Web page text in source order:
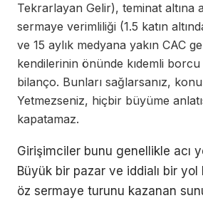
Tekrarlayan Gelir), teminat altına
sermaye verimliliği (1.5 katın
ve 15 aylık medyana yakın CAC
kendilerinin önünde kıdemli
bilanço. Bunları sağlarsanız,
Yetmezseniz, hiçbir büyüme
kapatamaz.
Girişimciler bunu genellikle acı
Büyük bir pazar ve iddialı bir yol
öz sermaye turunu kazanan